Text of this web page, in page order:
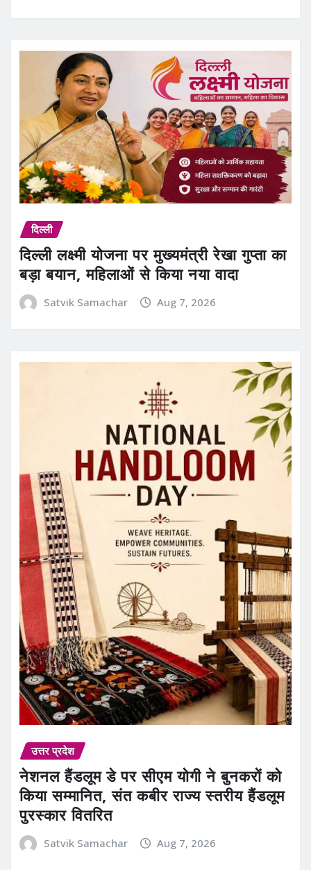
दिल्ली
दिल्ली लक्ष्मी योजना पर मुख्यमंत्री रेखा गुप्ता का
बड़ा बयान, महिलाओं से किया नया वादा
Satvik Samachar Aug 7, 2026
उत्तर प्रदेश
नेशनल हैंडलूम डे पर सीएम योगी ने बुनकरों को
किया सम्मानित, संत कबीर राज्य स्तरीय हैंडलूम
पुरस्कार वितरित
Satvik Samachar Aug 7, 2026